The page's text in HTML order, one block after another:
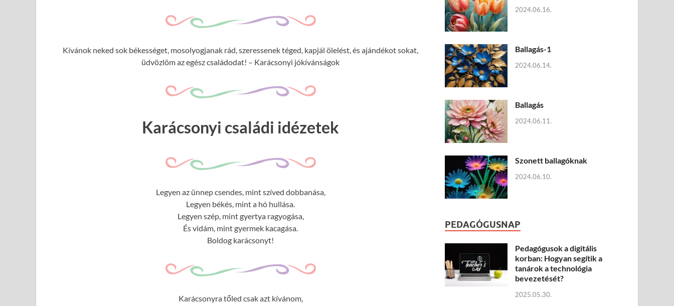
Kívánok neked sok békességet, mosolyogjanak rád, szeressenek téged, kapjál ölelést, és ajándékot sokat,
üdvözlöm az egész családodat! – Karácsonyi jókívánságok
Karácsonyi családi idézetek
Legyen az ünnep csendes, mint szíved dobbanása,
Legyen békés, mint a hó hullása.
Legyen szép, mint gyertya ragyogása,
És vidám, mint gyermek kacagása.
Boldog karácsonyt!
Karácsonyra tőled csak azt kívánom,
2024.06.16.
Ballagás-1
2024.06.14.
Ballagás
2024.06.11.
Szonett ballagóknak
2024.06.10.
PEDAGÓGUSNAP
Pedagógusok a digitális
korban: Hogyan segítik a
tanárok a technológia
bevezetését?
2025.05.30.